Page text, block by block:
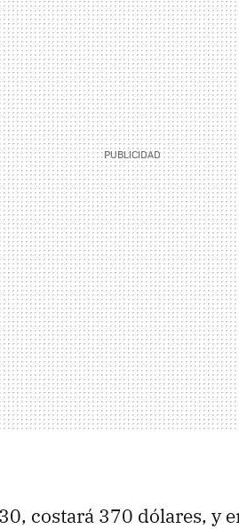
costará 370 dólares, y